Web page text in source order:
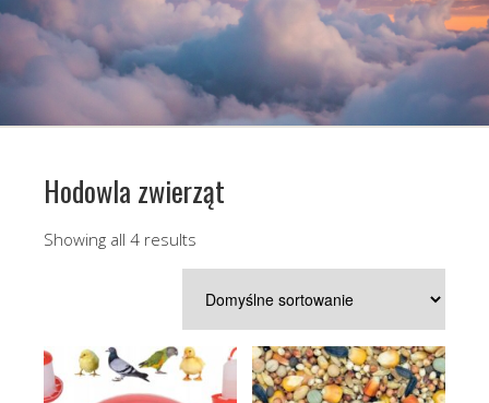
Hodowla zwierząt
Showing all 4 results